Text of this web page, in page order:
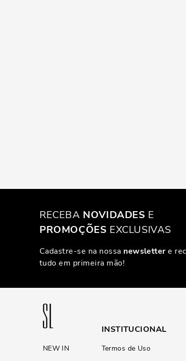
RECEBA NOVIDADES E
PROMOÇÕES EXCLUSIVAS
Cadastre-se na nossa newslettere
tudo em primeira mão!
NEW IN
INSTITUCIONAL
Termos de Uso